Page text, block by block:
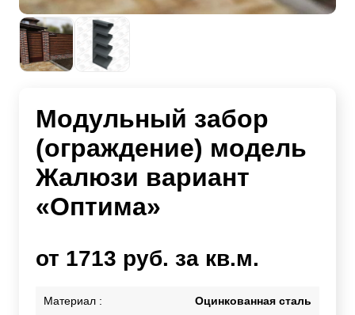
Модульный забор
(ограждение) модель
Жалюзи вариант
«Оптима»
от 1713 руб. за кв.м.
Материал : Оцинкованная сталь